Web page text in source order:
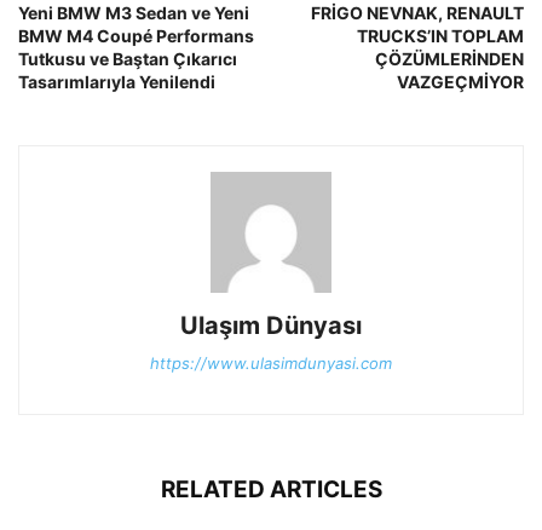
Yeni BMW M3 Sedan ve Yeni
BMW M4 Coupé Performans
Tutkusu ve Baştan Çıkarıcı
Tasarımlarıyla Yenilendi
FRİGO NEVNAK, RENAULT
TRUCKS’IN TOPLAM
ÇÖZÜMLERİNDEN
VAZGEÇMİYOR
Ulaşım Dünyası
https://www.ulasimdunyasi.com
RELATED ARTICLES